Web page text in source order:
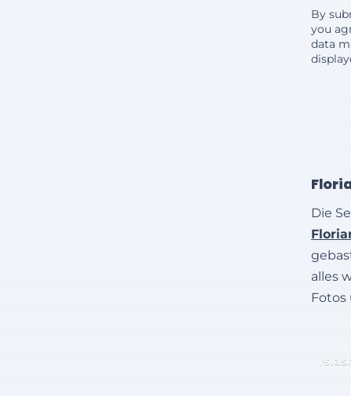
By
you
data
Die
alles
Fotos
/